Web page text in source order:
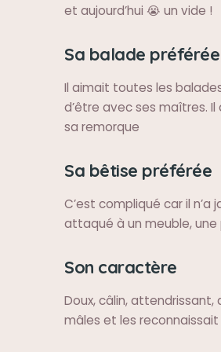
et aujourd’hui 😭 un vide !
Sa balade préférée
Il aimait toutes les
d’être avec ses maîtres.
sa remorque
Sa bêtise préférée
C’est compliqué car il n’a
attaqué à un meuble,
Son caractère
Doux, câlin,
mâles et les